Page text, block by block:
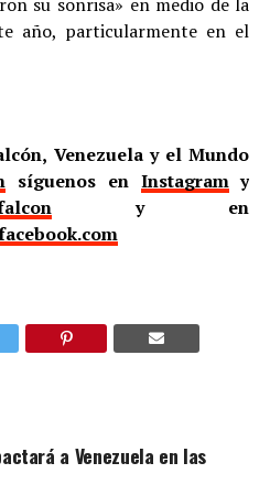
año, particularmente en el
Venezuela y el Mundo
síguenos en Instagramy
y en
a Venezuela en las